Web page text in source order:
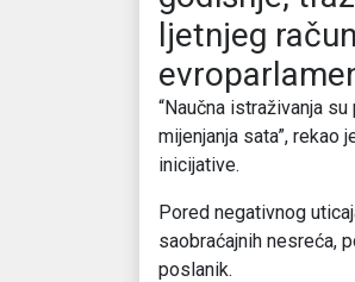
ljetnjeg
“Naučna istraživanja
mijenjanja sata”,
inicijative.
Pored negativnog
saobraćajnih nesreća,
poslanik.